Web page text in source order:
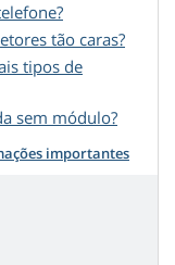
tão caras?
tipos de
sem módulo?
importantes